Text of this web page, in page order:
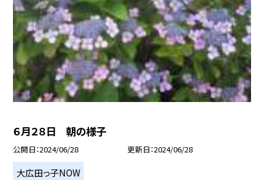
６月２８日 朝の様子
公開日 2024/06/28 更新日 2024/06/28
大広田っ子NOW